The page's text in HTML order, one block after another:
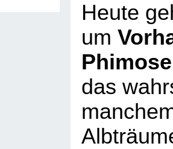
Heute
um
Phimose
das